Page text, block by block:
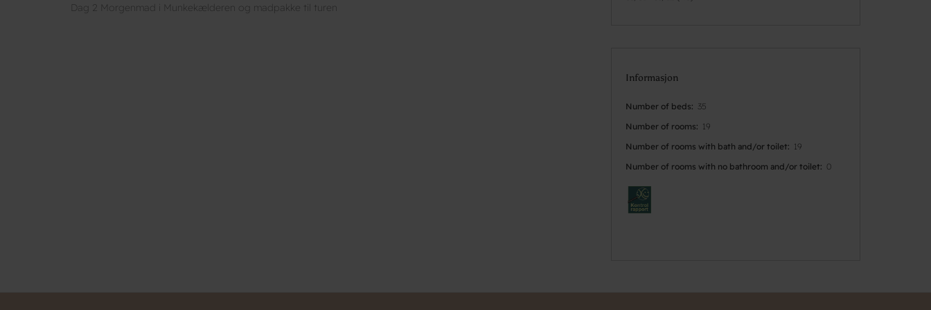
Dag 2 Morgenmad i Munkekælderen og madpakke til turen
Informasjon
Number of beds
35
Number of rooms
19
Number of rooms with bath and/or toilet
19
Number of rooms with no bathroom and/or toilet
0